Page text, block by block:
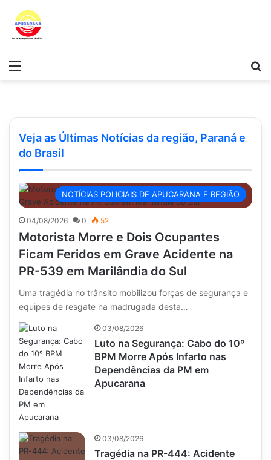
Menu
Veja as Últimas Notícias da região, Paraná e
do Brasil
NOTÍCIAS POLICIAIS DE APUCARANA E REGIÃO
04/08/2026 0 52
Motorista Morre e Dois Ocupantes
Ficam Feridos em Grave Acidente na
PR-539 em Marilândia do Sul
Uma tragédia no trânsito mobilizou forças de segurança e
equipes de resgate na madrugada desta…
03/08/2026
Luto na Segurança: Cabo do 10º
BPM Morre Após Infarto nas
Dependências da PM em
Apucarana
03/08/2026
Tragédia na PR-444: Acidente